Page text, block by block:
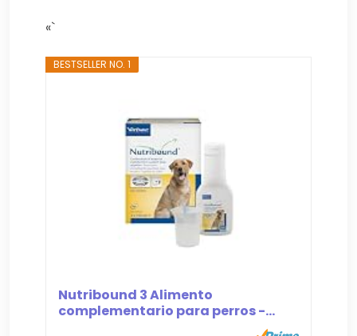
«`
BESTSELLER NO. 1
Nutribound 3 Alimento
complementario para perros -...